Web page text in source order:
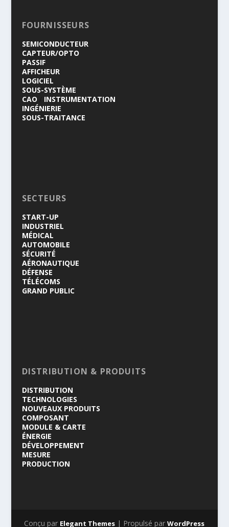
FOURNISSEURS
SEMICONDUCTEUR
CAPTEUR/OPTO
PASSIF
AFFICHEUR
LOGICIEL
SOUS-SYSTÈME
CAO
INSTRUMENTATION
INGÉNIERIE
SOUS-TRAITANCE
SECTEURS
START-UP
INDUSTRIEL
MÉDICAL
AUTOMOBILE
SÉCURITÉ
AÉRONAUTIQUE
DÉFENSE
TÉLÉCOMS
GRAND PUBLIC
DISTRIBUTION & PRODUITS
DISTRIBUTION
TECHNOLOGIES
NOUVEAUX PRODUITS
COMPOSANT
MODULE & CARTE
ÉNERGIE
DÉVELOPPEMENT
MESURE
PRODUCTION
Conçu par Elegant Themes | Propulsé parWordPress